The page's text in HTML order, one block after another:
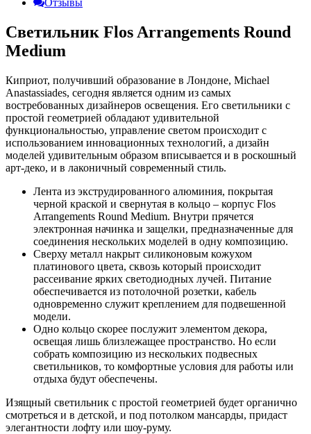
Светильник Flos Arrangements Round
Medium
Киприот, получивший образование в Лондоне, Michael
Anastassiades, сегодня является одним из самых
востребованных дизайнеров освещения. Его светильники с
простой геометрией обладают удивительной
функциональностью, управление светом происходит с
использованием инновационных технологий, а дизайн
моделей удивительным образом вписывается и в роскошный
арт-деко, и в лаконичный современный стиль.
Лента из экструдированного алюминия, покрытая
черной краской и свернутая в кольцо – корпус Flos
Arrangements Round Medium. Внутри прячется
электронная начинка и защелки, предназначенные для
соединения нескольких моделей в одну композицию.
Сверху металл накрыт силиконовым кожухом
платинового цвета, сквозь который происходит
рассеивание ярких светодиодных лучей. Питание
обеспечивается из потолочной розетки, кабель
одновременно служит креплением для подвешенной
модели.
Одно кольцо скорее послужит элементом декора,
освещая лишь близлежащее пространство. Но если
собрать композицию из нескольких подвесных
светильников, то комфортные условия для работы или
отдыха будут обеспечены.
Изящный светильник с простой геометрией будет органично
смотреться и в детской, и под потолком мансарды, придаст
элегантности лофту или шоу-руму.